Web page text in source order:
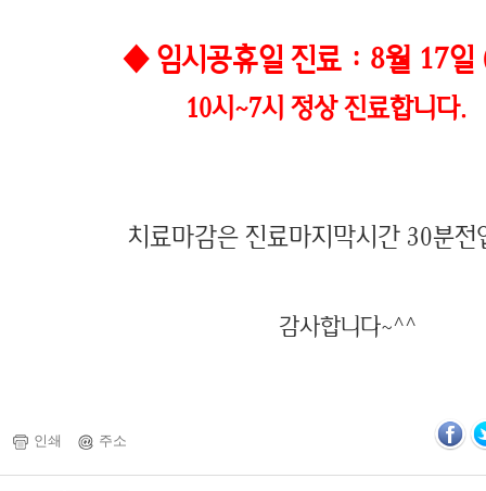
◆ 임시공휴일 진료 : 8월 17일
10시~7시 정상 진료합니다.
치료마감은 진료마지막시간 30분전
감사합니다~^^
인쇄 주소